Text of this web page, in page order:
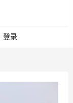
登录